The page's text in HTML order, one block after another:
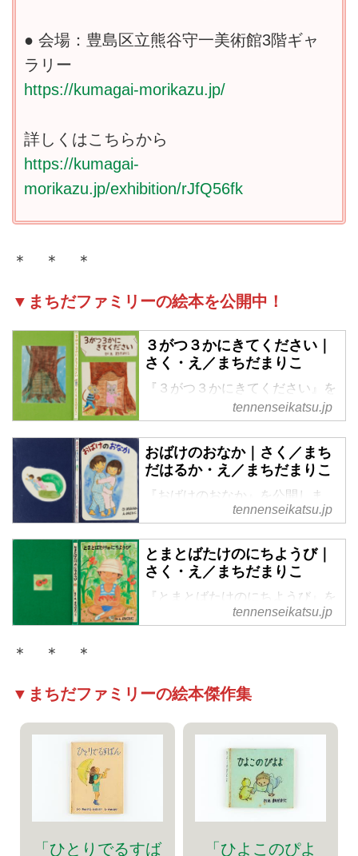
● 会場：豊島区立熊谷守一美術館3階ギャ
ラリー
https://kumagai-morikazu.jp/
詳しくはこちらから
https://kumagai-
morikazu.jp/exhibition/rJfQ56fk
＊ ＊ ＊
▼まちだファミリーの絵本を公開中！
３がつ３かにきてください｜
さく・え／まちだまりこ
『３がつ３かにきてください』を
公開します。母・万里子さんの心
にふと浮かんだひな祭りのシーン
を描きたくて生まれた絵本。かわ
いい世界観に引き込まれます。
tennenseikatsu.jp
おばけのおなか｜さく／まち
だはるか・え／まちだまりこ
『おばけのおなか』を公開しま
す。町田家で実際にあったストー
っとした怖いもの見たさがうまく
現れています。おばけのおなかの
tennenseikatsu.jp
とまとばたけのにちようび｜
さく・え／まちだまりこ
『とまとばたけのにちようび』を
公開します。子どもに土いじりを
tennenseikatsu.jp
＊ ＊ ＊
▼まちだファミリーの絵本傑作集
「ひとりでるすば 「ひよこのぴよ